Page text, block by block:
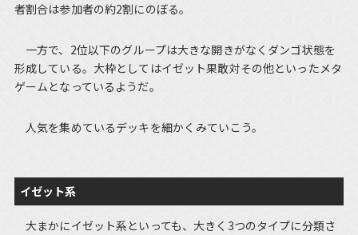
者割合は参加者の約2割にのぼる。
一方で、2位以下のグループは大きな開きがなくダンゴ状態を
形成している。大枠としてはイゼット果敢対その他といったメタ
ゲームとなっているようだ。
人気を集めているデッキを細かくみていこう。
イゼット系
大まかにイゼット系といっても、大きく3つのタイプに分類さ